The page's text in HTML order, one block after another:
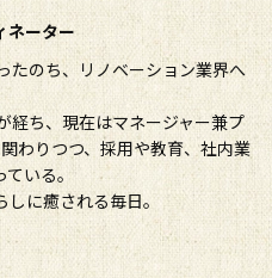
ネーター
たのち、リノベーション業界へ
経ち、現在はマネージャー兼プ
わりつつ、採用や教育、社内業
いる。
に癒される毎日。